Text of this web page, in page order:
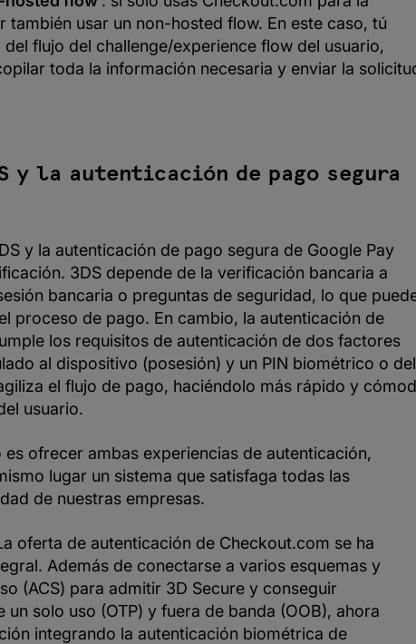
también usar un non-hosted flow. En este caso, tú
flujo del challenge/experience flow del usuario,
toda la información necesaria y enviar la
y la autenticación de pago segura
y la autenticación de pago segura de Google Pay
3DS depende de la verificación bancaria a
bancaria o preguntas de seguridad, lo que
proceso de pago. En cambio, la autenticación de
los requisitos de autenticación de dos factores
al dispositivo (posesión) y un PIN biométrico o del
el flujo de pago, haciéndolo más rápido y
usuario.
ofrecer ambas experiencias de autenticación,
lugar un sistema que satisfaga todas las
de nuestras empresas.
oferta de autenticación de Checkout.com se ha
Además de conectarse a varios esquemas y
(ACS) para admitir 3D Secure y conseguir
solo uso (OTP) y fuera de banda (OOB), ahora
integrando la autenticación biométrica de